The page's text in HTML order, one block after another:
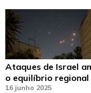
Ataques de Israel
o equilíbrio regional
16 junho 2025